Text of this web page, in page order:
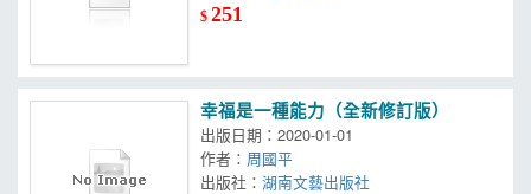
$251
幸福是一種能力（全新修訂版）
出版日期：2020-01-01
作者： 周國平
出版社：湖南文藝出版社